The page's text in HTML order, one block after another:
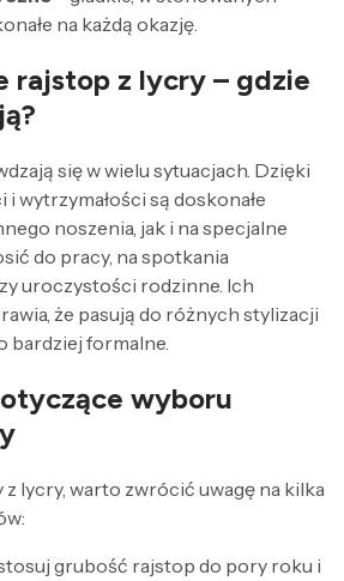
na każdą okazję.
rajstop z lycry – gdzie
się w wielu sytuacjach. Dzięki
wytrzymałości są doskonałe
noszenia, jak i na specjalne
do pracy, na spotkania
uroczystości rodzinne. Ich
że pasują do różnych stylizacji
bardziej formalne.
wyboru
lycry, warto zwrócić uwagę na kilka
grubość rajstop do pory roku i